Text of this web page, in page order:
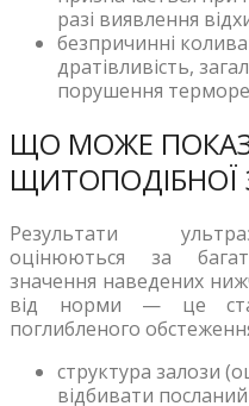
разі виявлення
безпричинні
дратівливість,
порушення
ЩО МОЖЕ
ЩИТОПОДІБНОЇ
Результати
оцінюються за
значення наведених
від норми — це
поглибленого
структура залози
відбивати